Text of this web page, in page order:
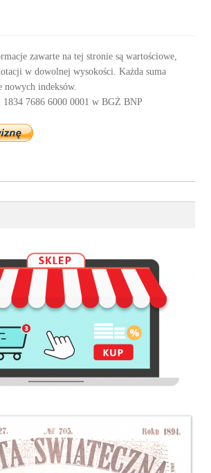
zawarte na tej stronie są wartościowe,
w dowolnej wysokości. Każda suma
nowych indeksów.
7686 6000 0001 w BGŻ BNP